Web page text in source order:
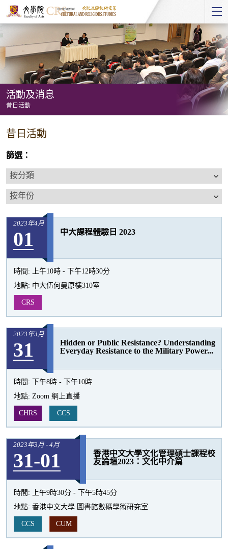
Start
main
Content
活動及消息
昔日活動
動
及
消
息
昔日活動
篩選：
按
分
類
按
年
2023年4月
01 中大課程體驗日 2023
時間:
上午10時 - 下午12時30分
地點: 中大伍何曼原樓310室
CRS
2023年3月
31
Hidden or Public Resistance? Understanding
Everyday Resistance to the Military Power...
時間:
下午8時 - 下午10時
地點: Zoom 網上直播
CHRS CCS
2023年3月 - 4月
31-01
香港中文大學文化管理碩士課程校
友論壇2023：文化中介篇
時間:
上午9時30分 - 下午5時45分
地點: 香港中文大學 圖書館數碼學術研究室
CCS CUM